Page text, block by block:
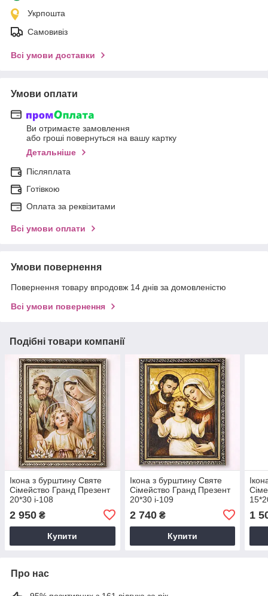
Укрпошта
Самовивіз
Всі умови доставки
Умови оплати
Ви отримаєте замовлення
або гроші повернуться на вашу картку
Детальніше
Післяплата
Готівкою
Оплата за реквізитами
Всі умови оплати
Умови повернення
Повернення товару впродовж 14 днів за домовленістю
Всі умови повернення
Подібні товари компанії
Ікона з бурштину Святе
Сімейство Гранд Презент
20*30 і-108
2 950 ₴
Купити
Ікона з бурштину Святе
Сімейство Гранд Презент
20*30 і-109
2 740₴
Купити
1
Про нас